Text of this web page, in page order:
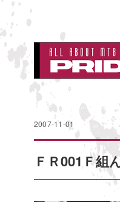
2007-11-01
ＦＲ001Ｆ組